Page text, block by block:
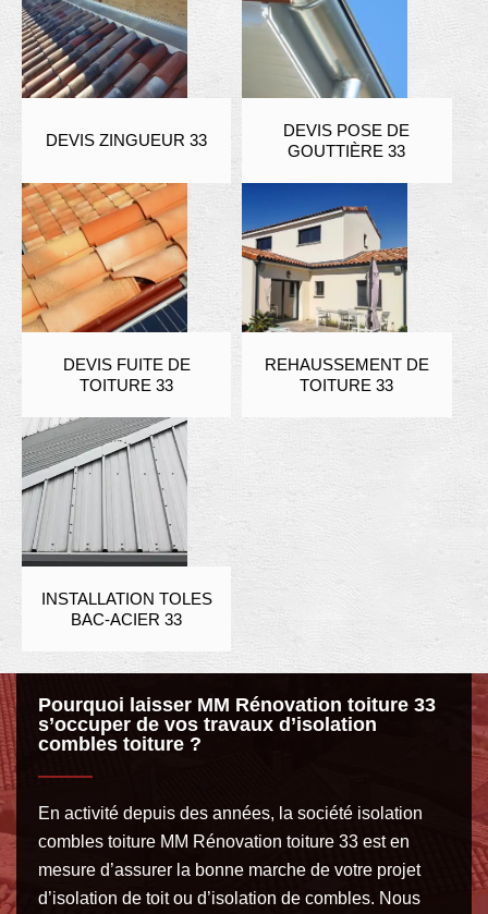
DEVIS ZINGUEUR 33
DEVIS POSE DE
GOUTTIÈRE 33
DEVIS FUITE DE
TOITURE 33
REHAUSSEMENT DE
TOITURE 33
INSTALLATION TOLES
BAC-ACIER 33
Pourquoi laisser MM Rénovation toiture 33
s’occuper de vos travaux d’isolation
combles toiture ?
En activité depuis des années, la société isolation
combles toiture MM Rénovation toiture 33 est en
mesure d’assurer la bonne marche de votre projet
d’isolation de toit ou d’isolation de combles. Nous